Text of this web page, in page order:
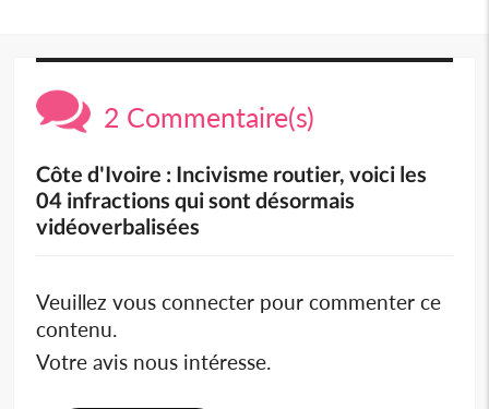
2 Commentaire(s)
Côte d'Ivoire : Incivisme routier, voici les
04 infractions qui sont désormais
vidéoverbalisées
Veuillez vous connecter pour commenter ce
contenu.
Votre avis nous intéresse.